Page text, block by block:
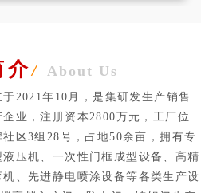
介/ About Us
2021年10月，是集研发生产销售
业，注册资本2800万元，工厂位
区3组28号，占地50余亩，拥有专
压机、一次性门框成型设备、高精
、先进静电喷涂设备等各类生产设